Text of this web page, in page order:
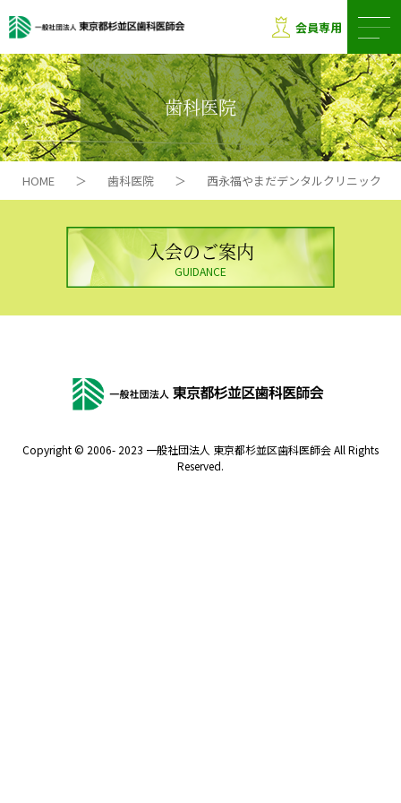
会員専用
歯科医院
HOME ＞ 歯科医院 ＞ 西永福やまだデンタルクリニック
入会のご案内
GUIDANCE
Copyright © 2006- 2023 一般社団法人 東京都杉並区歯科医師会 All Rights
Reserved.